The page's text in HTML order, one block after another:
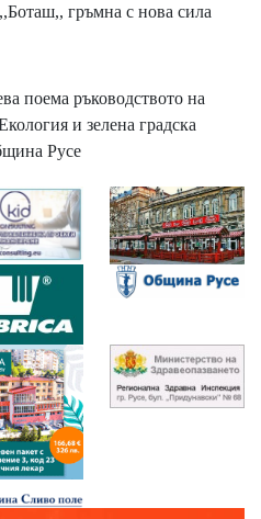
гръмна с нова сила
поема ръководството на
и зелена градска
Русе